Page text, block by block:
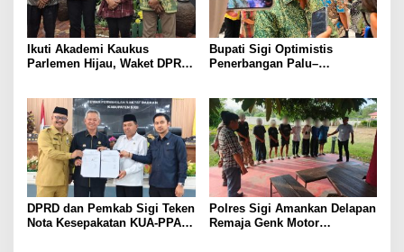
Ikuti Akademi Kaukus
Parlemen Hijau, Waket DPRD
Ekologis
Bupati Sigi Optimistis
Penerbangan Palu–
DPRD dan Pemkab Sigi Teken
Nota Kesepakatan KUA-PPAS
Polres Sigi Amankan Delapan
Remaja Genk Motor